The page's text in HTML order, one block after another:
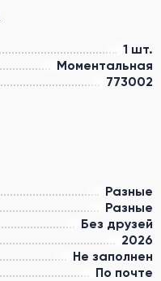
1 шт.
Моментальная
773002
Разные
Разные
Без друзей
2026
Не заполнен
По почте